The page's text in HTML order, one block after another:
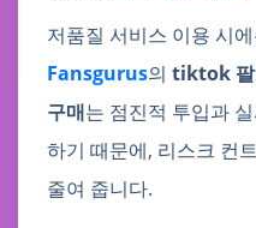
저품질 서비스 이용 시
Fansgurus의 tiktok 팔
구매는 점진적 투입과
하기 때문에, 리스크 컨
줄여 줍니다.